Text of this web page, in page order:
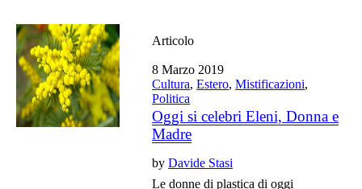
Articolo
8 Marzo 2019
Cultura,Estero,Mistificazioni,
Politica
Oggi si celebri Eleni, Donna e
Madre
byDavide Stasi
Le donne di plastica di oggi